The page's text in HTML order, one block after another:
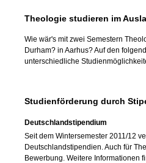
Theologie studieren im
Wie wär's mit zwei Semestern
Durham? in Aarhus? Auf den
unterschiedliche
Studienförderung durch
Deutschlandstipendium
Seit dem Wintersemester 2011/12
Deutschlandstipendien. Auch für
Bewerbung. Weitere Informationen